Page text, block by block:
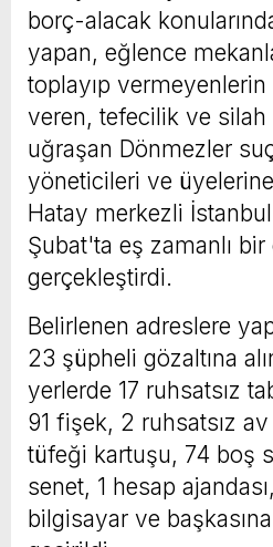
borç-alacak
yapan, eğlence
toplayıp
veren, tefecilik ve silah
uğraşan Dönmezler
yöneticileri ve
Hatay merkezli
Şubat'ta eş zamanlı
gerçekleştirdi.
Belirlenen adreslere
23 şüpheli gözaltına
yerlerde 17 ruhsatsız
91 fişek, 2 ruhsatsız
tüfeği kartuşu, 74 boş
senet, 1 hesap
bilgisayar ve